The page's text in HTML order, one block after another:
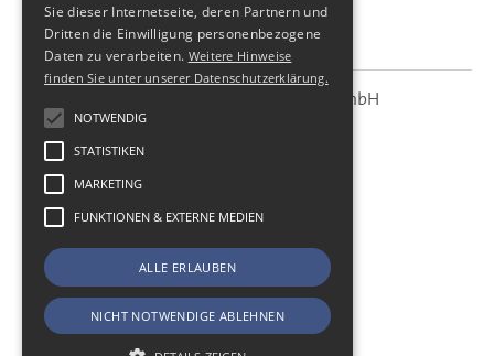
SBS
SBS Richter, Trenner & Kollegen GmbH
Steuerberatungsgesellschaft
Hohe Straße 55
01187Dresden
Telefax:+49 (0) 351 - 87 32 699
E-Mail:kanzlei@sbsdresden.de
ESt-Helfer
Start
Impressum
Sie dieser Internetseite, deren Partnern und
Dritten die Einwilligung personenbezogene
Daten zu verarbeiten. Weitere Hinweise
finden Sie unter unserer Datenschutzerklärung.
NOTWENDIG
STATISTIKEN
MARKETING
FUNKTIONEN & EXTERNE MEDIEN
ALLE ERLAUBEN
NICHT NOTWENDIGE ABLEHNEN